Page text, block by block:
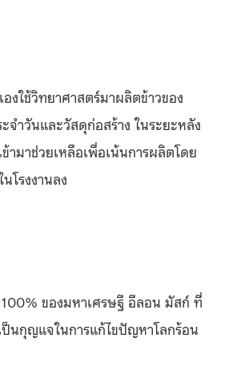
งใช้วิทยาศาสตร์มาผลิตข้าวของ
ะจำวันและวัสดุก่อสร้าง ในระยะหลัง
ามาช่วยเหลือเพื่อเน้นการผลิตโดย
โรงงานลง
ของมหาเศรษฐี อีลอน มัสก์ ที่
ป็นกุญแจในการแก้ไขปัญหาโลกร้อน